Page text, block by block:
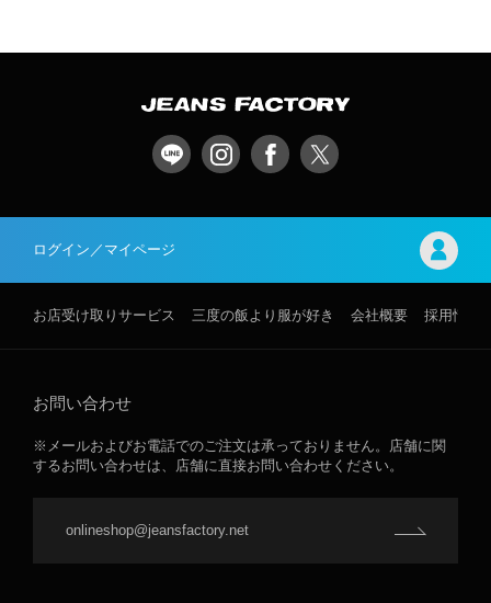
ログイン／マイページ
お店受け取りサービス 三度の飯より服が好き 会社概要 採用情報
お問い合わせ
※メールおよびお電話でのご注文は承っておりません。店舗に関
するお問い合わせは、店舗に直接お問い合わせください。
onlineshop@jeansfactory.net